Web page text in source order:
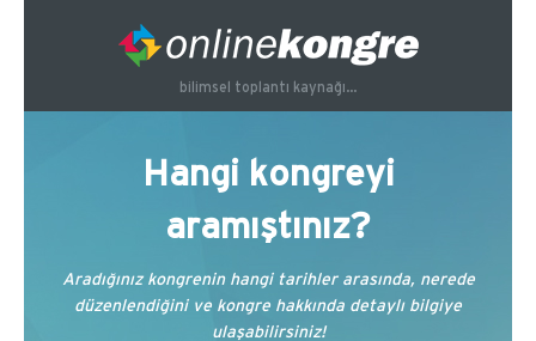
bilimsel toplantı kaynağı...
Hangi kongreyi
aramıştınız?
Aradığınız kongrenin hangi tarihler arasında, nerede
düzenlendiğini ve kongre hakkında detaylı bilgiye
ulaşabilirsiniz!